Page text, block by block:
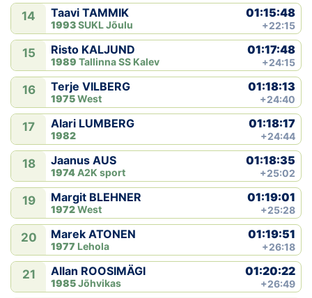
14 Taavi TAMMIK
1993SUKL Jõulu
01:15:48
+22:15
15 Risto KALJUND
1989 Tallinna SS Kalev
01:17:48
+24:15
16 Terje VILBERG
1975West
01:18:13
+24:40
17 Alari LUMBERG
1982
01:18:17
+24:44
18 Jaanus AUS
1974A2K sport
01:18:35
+25:02
19 Margit BLEHNER
1972West
01:19:01
+25:28
20 Marek ATONEN
1977 Lehola
01:19:51
+26:18
21 Allan ROOSIMÄGI
1985Jõhvikas
01:20:22
+26:49